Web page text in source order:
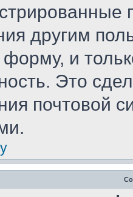
другим
и
Это
почтовой